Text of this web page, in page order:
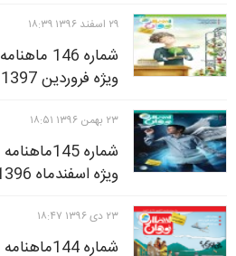
۲۹ اسفند ۱۳۹۶ ۱۸:۳۹
شماره
ویژه فروردین 1397
۲۳ بهمن ۱۳۹۶ ۱۸:۵۱
شماره
ویژه اسفندماه 1396
۲۳ دی ۱۳۹۶ ۱۸:۴۷
شماره